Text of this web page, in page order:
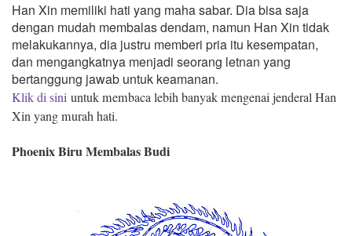
Han Xin memiliki hati yang maha sabar. Dia bisa saja
dengan mudah membalas dendam, namun Han Xin tidak
melakukannya, dia justru memberi pria itu kesempatan,
dan mengangkatnya menjadi seorang letnan yang
bertanggung jawab untuk keamanan.
Klik di sini untuk membaca lebih banyak mengenai jenderal Han
Xin yang murah hati.
Phoenix Biru Membalas Budi